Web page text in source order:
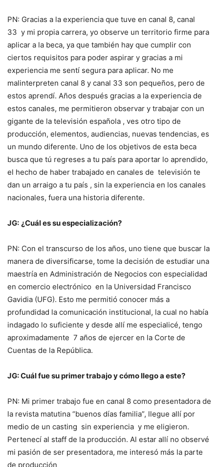
PN: Gracias a la experiencia que tuve en canal 8, canal
33 y mi propia carrera, yo observe un territorio firme para
aplicar a la beca, ya que también hay que cumplir con
ciertos requisitos para poder aspirar y gracias a mi
experiencia me sentí segura para aplicar. No me
malinterpreten canal 8 y canal 33 son pequeños, pero de
estos aprendí. Años después gracias a la experiencia de
estos canales, me permitieron observar y trabajar con un
gigante de la televisión española , ves otro tipo de
producción, elementos, audiencias, nuevas tendencias, es
un mundo diferente. Uno de los objetivos de esta beca
busca que tú regreses a tu país para aportar lo aprendido,
el hecho de haber trabajado en canales de televisión te
dan un arraigo a tu país , sin la experiencia en los canales
nacionales, fuera una historia diferente.
JG: ¿Cuál es su especialización?
PN: Con el transcurso de los años, uno tiene que buscar la
manera de diversificarse, tome la decisión de estudiar una
maestría en Administración de Negocios con especialidad
en comercio electrónico en la Universidad Francisco
Gavidia (UFG). Esto me permitió conocer más a
profundidad la comunicación institucional, la cual no había
indagado lo suficiente y desde allí me especialicé, tengo
aproximadamente 7 años de ejercer en la Corte de
Cuentas de la República.
JG: Cuál fue su primer trabajo y cómo llego a este?
PN: Mi primer trabajo fue en canal 8 como presentadora de
la revista matutina “buenos días familia”, llegue allí por
medio de un casting sin experiencia y me eligieron.
Pertenecí al staff de la producción. Al estar allí no observé
mi pasión de ser presentadora, me interesó más la parte
de producción